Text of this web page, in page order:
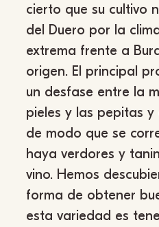
cierto que su cultivo
del Duero por la
extrema frente a
origen. El principal
un desfase entre la
pieles y las pepitas
de modo que se
haya verdores y
vino. Hemos
forma de obtener
esta variedad es